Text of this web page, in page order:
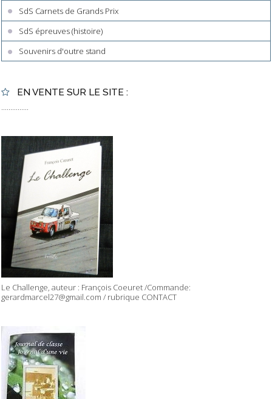
SdS Carnets de Grands Prix
SdS épreuves (histoire)
Souvenirs d'outre stand
EN VENTE SUR LE SITE :
...............
Le Challenge, auteur : François Coeuret /Commande:
gerardmarcel27@gmail.com / rubrique CONTACT